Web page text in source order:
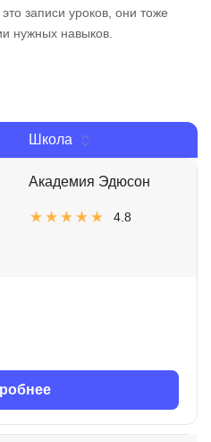
записи уроков, они тоже
нужных навыков.
Школа
Академия Эдюсон
4.8